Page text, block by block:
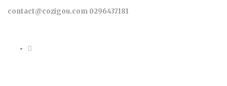
contact@cozigou.com 0296437181